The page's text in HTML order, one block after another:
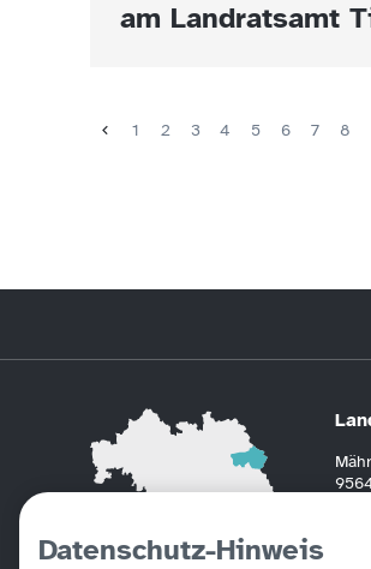
Datenschutz-Hinweis
am Landratsamt
1 2 3 4 5 6 7 8